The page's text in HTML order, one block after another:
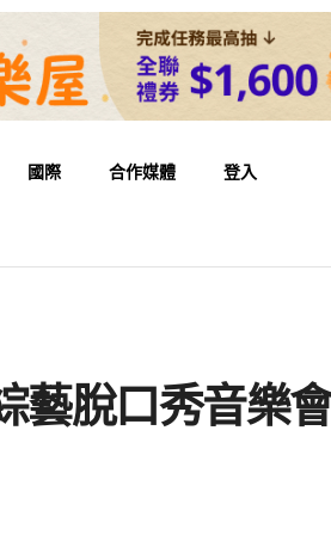
國際 合作媒體 登入
藝脫口秀音樂